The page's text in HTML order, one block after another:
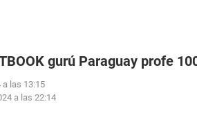
gurú Paraguay profe
a las 13:15
a las 22:14